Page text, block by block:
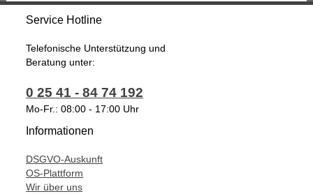
Service Hotline
Telefonische Unterstützung und
Beratung unter:
0 25 41 - 84 74 192
Mo-Fr.: 08:00 - 17:00 Uhr
Informationen
DSGVO-Auskunft
OS-Plattform
Wir über uns